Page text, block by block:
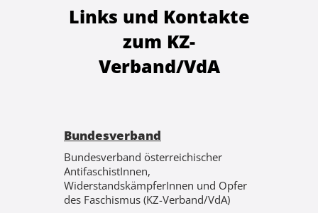
Links und Kontakte
zum KZ-
Verband/VdA
Bundesverband
Bundesverband österreichischer
AntifaschistInnen,
WiderstandskämpferInnen und Opfer
des Faschismus (KZ-Verband/VdA)